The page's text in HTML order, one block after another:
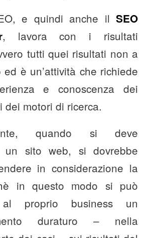
e quindi anche ilSEO
, lavora con i risultati
tutti quei risultati non a
ed è un’attività che richiede
e conoscenza dei
dei motori di ricerca.
quando si deve
un sito web, si dovrebbe
in considerazione la
in questo modo si può
al proprio business un
duraturo – nella